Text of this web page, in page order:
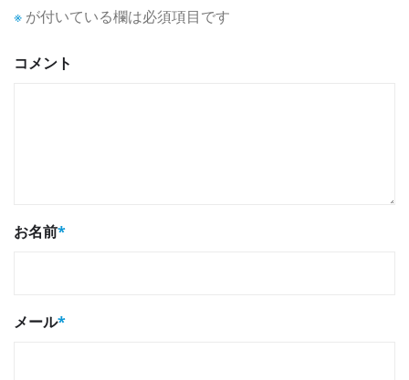
※ が付いている欄は必須項目です
コメント
お名前*
メール*